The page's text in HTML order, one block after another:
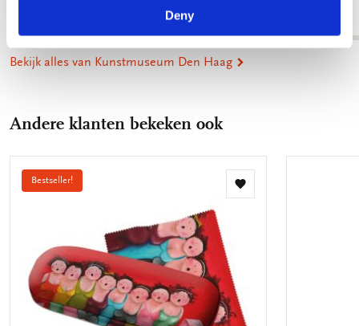
Deny
Bekijk alles van Kunstmuseum Den Haag
Andere klanten bekeken ook
Bestseller!
Toevoegen